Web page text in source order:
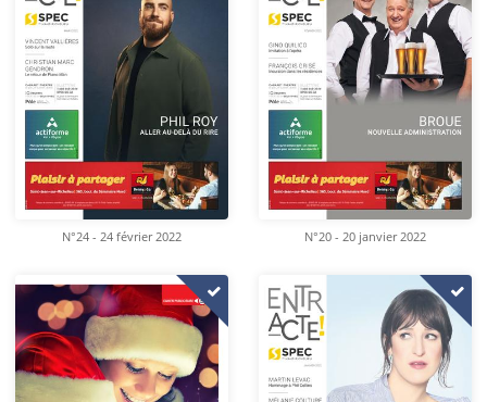
N°24 - 24 février 2022 N°20 - 20 janvier 2022